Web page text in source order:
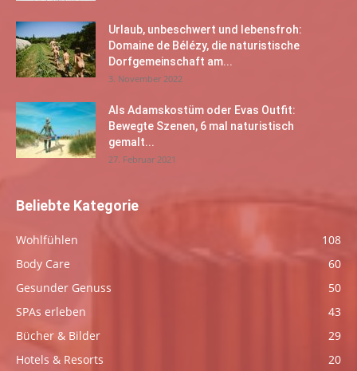
Urlaub, unbeschwert und lebensfroh:
Domaine de Bélézy, die naturistische
Dorfgemeinschaft am...
3. November 2022
Als Adamskostüm oder Evas Outfit:
Bewegte Szenen, 6 mal naturistisch
gemalt...
27. Februar 2021
Beliebte Kategorie
Wohlfühlen
108
Body Care
60
Gesunder Genuss
50
SPAs erleben
43
Bücher & Bilder
29
Hotels & Resorts
20